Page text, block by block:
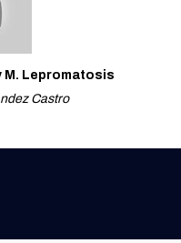
M. Lepromatosis
Castro